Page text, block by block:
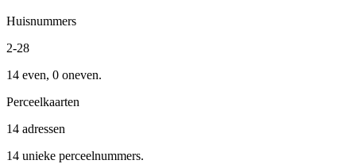
Huisnummers
2-28
14 even, 0 oneven.
Perceelkaarten
14 adressen
14 unieke perceelnummers.